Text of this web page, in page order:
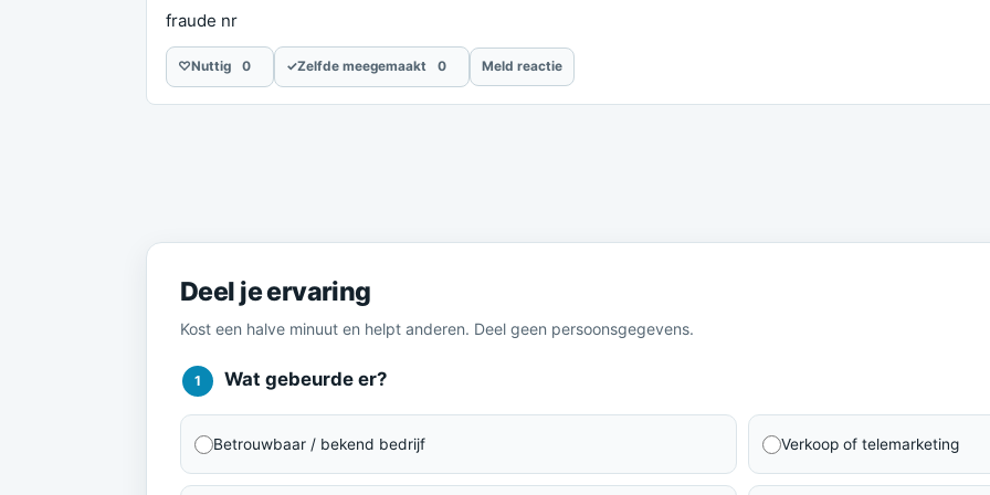
fraude nr
♡Nuttig 0 ✓Zelfde meegemaakt 0 Meld reactie
Deel je ervaring
Kost een halve minuut en helpt anderen. Deel geen persoonsgegevens.
1 Wat gebeurde er?
Betrouwbaar / bekend bedrijf Verkoop of telemarketing